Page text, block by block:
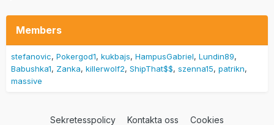
Members
stefanovic Pokergod1 kukbajs HampusGabriel Lundin89
Babushka1
Zanka killerwolf2 ShipThat$$ szenna15 patrikn
massive
Sekretesspolicy Kontakta oss Cookies